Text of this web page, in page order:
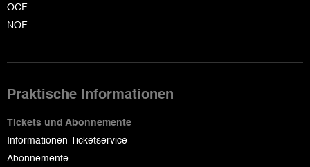
OCF
NOF
Praktische Informationen
Tickets und Abonnemente
Informationen Ticketservice
Abonnemente